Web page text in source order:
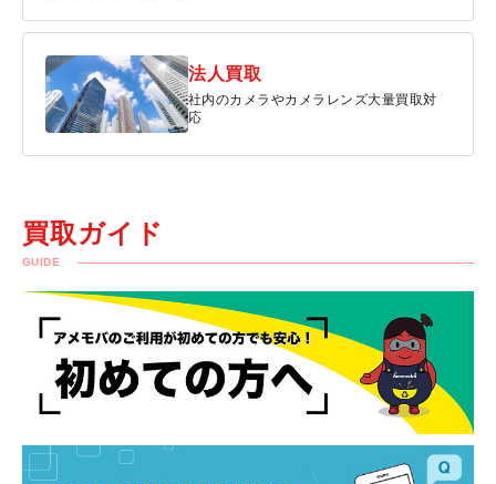
法人買取
社内のカメラやカメラレンズ大量買取対
応
買取ガイド
GUIDE